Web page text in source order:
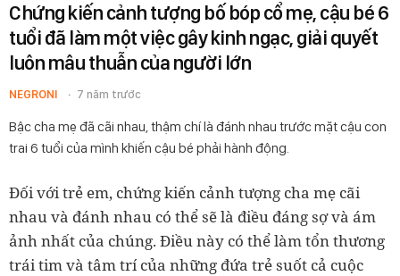
Chứng kiến cảnh tượng bố bóp cổ mẹ, cậu bé 6
tuổi đã làm một việc gây kinh ngạc, giải quyết
luôn mâu thuẫn của người lớn
NEGRONI 7 năm trước
Bậc cha mẹ đã cãi nhau, thậm chí là đánh nhau trước mặt cậu con
trai 6 tuổi của mình khiến cậu bé phải hành động.
Đối với trẻ em, chứng kiến cảnh tượng cha mẹ cãi
nhau và đánh nhau có thể sẽ là điều đáng sợ và ám
ảnh nhất của chúng. Điều này có thể làm tổn thương
trái tim và tâm trí của những đứa trẻ suốt cả cuộc